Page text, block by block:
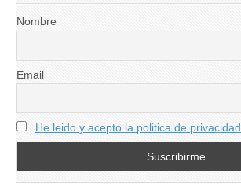
Nombre
Email
He leido y acepto la politica de privacidad